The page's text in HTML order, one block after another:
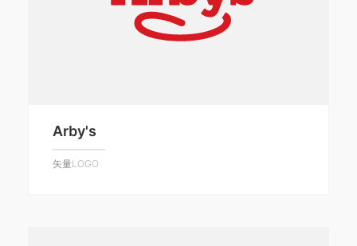
Arby's
矢量LOGO